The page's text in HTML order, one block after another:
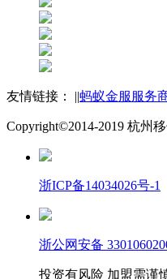
友情链接： ||蚂蚁金服服务
Copyright©2014-2019 杭州
浙ICP备14034026号-1
浙公网安备
投资有风险 加盟需谨